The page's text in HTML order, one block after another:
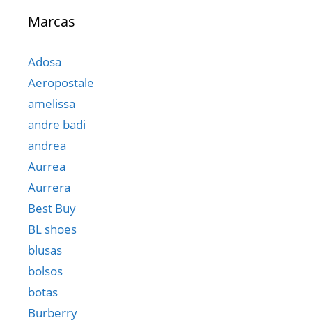
Marcas
Adosa
Aeropostale
amelissa
andre badi
andrea
Aurrea
Aurrera
Best Buy
BL shoes
blusas
bolsos
botas
Burberry